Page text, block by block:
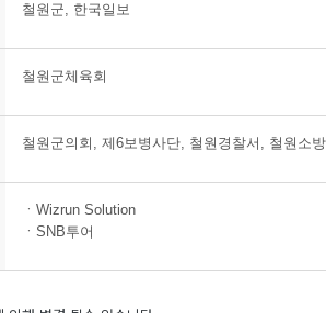
철원군, 한국일보
철원군체육회
철원군의회, 제6보병사단, 철원경찰서, 철원소
ㆍWizrun Solution
ㆍSNB투어